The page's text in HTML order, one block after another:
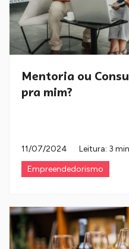
Mentoria ou
pra mim?
11/07/2024
Leitura: 3
Empreendedorismo